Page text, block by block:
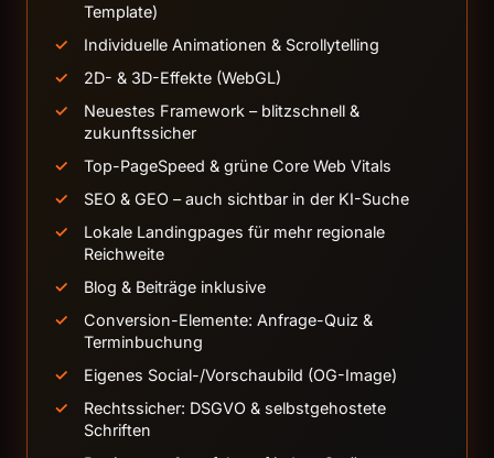
Template)
Individuelle Animationen & Scrollytelling
2D- & 3D-Effekte (WebGL)
Neuestes Framework – blitzschnell &
zukunftssicher
Top-PageSpeed & grüne Core Web Vitals
SEO & GEO – auch sichtbar in der KI-Suche
Lokale Landingpages für mehr regionale
Reichweite
Blog & Beiträge inklusive
Conversion-Elemente: Anfrage-Quiz &
Terminbuchung
Eigenes Social-/Vorschaubild (OG-Image)
Rechtssicher: DSGVO & selbstgehostete
Schriften